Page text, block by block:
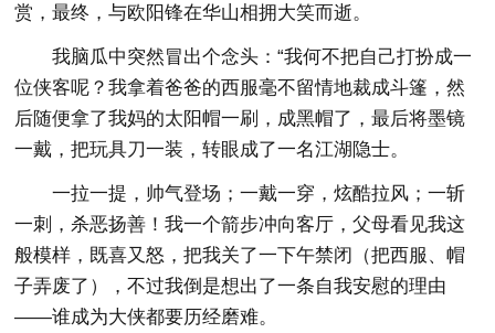
赏，最终，与欧阳锋在华山相拥大笑而逝。
我脑瓜中突然冒出个念头：“我何不把自己打扮成一
位侠客呢？我拿着爸爸的西服毫不留情地裁成斗篷，然
后随便拿了我妈的太阳帽一刷，成黑帽了，最后将墨镜
一戴，把玩具刀一装，转眼成了一名江湖隐士。
一拉一提，帅气登场；一戴一穿，炫酷拉风；一斩
一刺，杀恶扬善！我一个箭步冲向客厅，父母看见我这
般模样，既喜又怒，把我关了一下午禁闭（把西服、帽
子弄废了），不过我倒是想出了一条自我安慰的理由
——谁成为大侠都要历经磨难。